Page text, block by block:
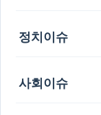
정치이슈
사회이슈